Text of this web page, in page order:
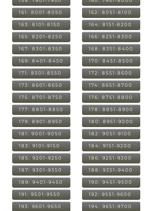
161: 8001-8050 162: 8051-8100
163: 8101-8150 164: 8151-8200
165: 8201-8250 166: 8251-8300
167: 8301-8350 168: 8351-8400
169: 8401-8450 170: 8451-8500
171: 8501-8550 172: 8551-8600
173: 8601-8650 174: 8651-8700
175: 8701-8750 176: 8751-8800
177: 8801-8850 178: 8851-8900
179: 8901-8950 180: 8951-9000
181: 9001-9050 182: 9051-9100
183: 9101-9150 184: 9151-9200
185: 9201-9250 186: 9251-9300
187: 9301-9350 188: 9351-9400
189: 9401-9450 190: 9451-9500
191: 9501-9550 192: 9551-9600
193: 9601-9650 194: 9651-9700